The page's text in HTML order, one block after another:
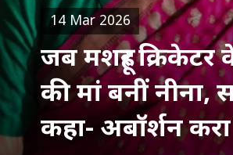
जब मशहूर क्र‍िकेटर
की मां बनीं नीना,
कहा- अबॉर्शन
14 Mar 2026